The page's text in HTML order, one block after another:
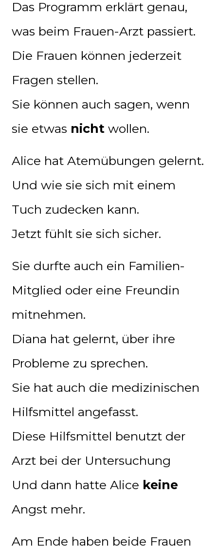
Das Programm erklärt genau,
was beim Frauen-Arzt passiert.
Die Frauen können jederzeit
Fragen stellen.
Sie können auch sagen, wenn
sie etwas nicht wollen.
Alice hat Atemübungen gelernt.
Und wie sie sich mit einem
Tuch zudecken kann.
Jetzt fühlt sie sich sicher.
Sie durfte auch ein Familien-
Mitglied oder eine Freundin
mitnehmen.
Diana hat gelernt, über ihre
Probleme zu sprechen.
Sie hat auch die medizinischen
Hilfsmittel angefasst.
Diese Hilfsmittel benutzt der
Arzt bei der Untersuchung
Und dann hatte Alice keine
Angst mehr.
Am Ende haben beide Frauen